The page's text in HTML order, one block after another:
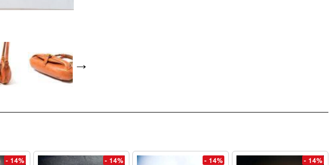
- 14% - 14% - 14% - 14%